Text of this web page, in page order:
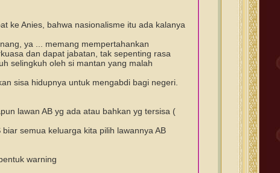
ke Anies, bahwa nasionalisme itu ada kalanya
ya ... memang mempertahankan
dan dapat jabatan, tak sepenting rasa
selingkuh oleh si mantan yang malah
sisa hidupnya untuk mengabdi bagi negeri.
lawan AB yg ada atau bahkan yg tersisa (
semua keluarga kita pilih lawannya AB
warning